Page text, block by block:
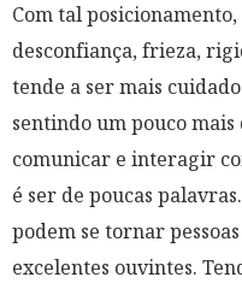
Com tal
desconfiança, frieza,
tende a ser mais
sentindo um pouco
comunicar e interagir
é ser de poucas
podem se tornar
excelentes ouvintes.